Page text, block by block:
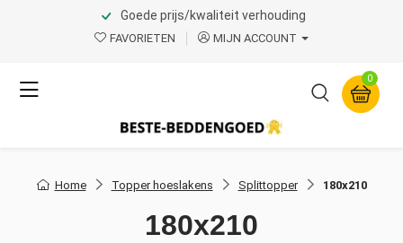
Goede prijs/kwaliteit verhouding
FAVORIETEN MIJN ACCOUNT
0
Home Topper hoeslakens Splittopper 180x210
180x210